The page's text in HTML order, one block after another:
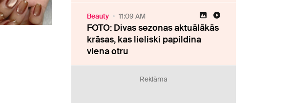
Beauty 11:09 AM
FOTO: Divas sezonas aktuālākās
krāsas, kas lieliski papildina
viena otru
Reklāma